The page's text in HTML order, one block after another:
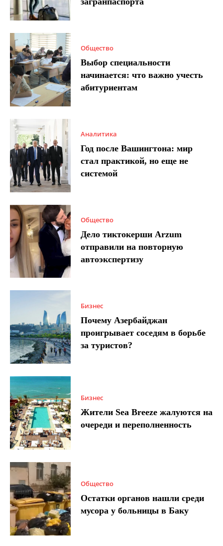
Общество
Выбор специальности
начинается: что важно учесть
абитуриентам
Аналитика
Год после Вашингтона: мир
стал практикой, но еще не
системой
Общество
Дело тиктокерши Arzum
отправили на повторную
автоэкспертизу
Бизнес
Почему Азербайджан
проигрывает соседям в борьбе
за туристов?
Бизнес
Жители Sea Breeze жалуются на
очереди и переполненность
Общество
Остатки органов нашли среди
мусора у больницы в Баку